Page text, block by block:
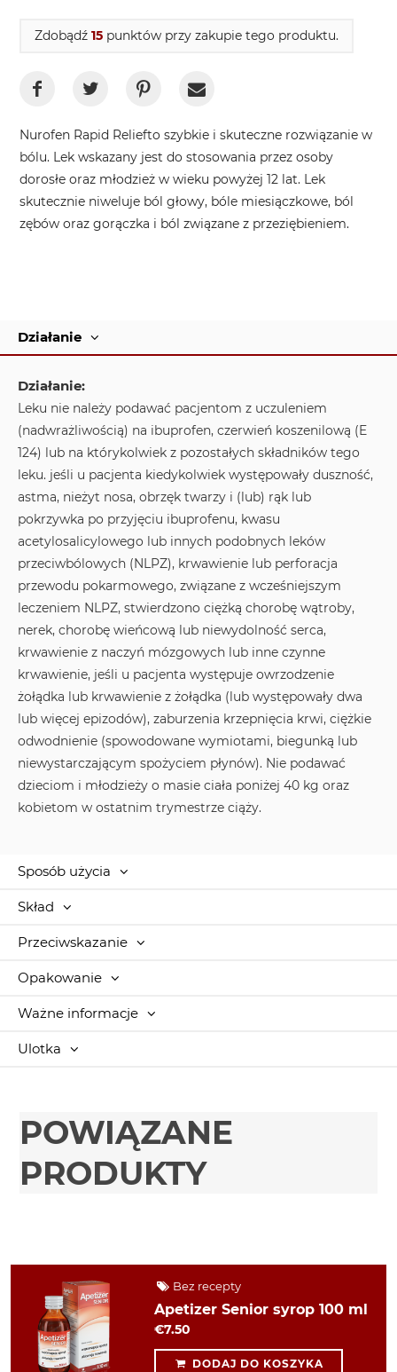
Zdobądź 15 punktów przy zakupie tego produktu.
Nurofen Rapid Reliefto szybkie i skuteczne rozwiązanie w
bólu. Lek wskazany jest do stosowania przez osoby
dorosłe oraz młodzież w wieku powyżej 12 lat. Lek
skutecznie niweluje ból głowy, bóle miesiączkowe, ból
zębów oraz gorączka i ból związane z przeziębieniem.
Działanie
Działanie:
Leku nie należy podawać pacjentom z uczuleniem
(nadwrażliwością) na ibuprofen, czerwień koszenilową (E
124) lub na którykolwiek z pozostałych składników tego
leku. jeśli u pacjenta kiedykolwiek występowały duszność,
astma, nieżyt nosa, obrzęk twarzy i (lub) rąk lub
pokrzywka po przyjęciu ibuprofenu, kwasu
acetylosalicylowego lub innych podobnych leków
przeciwbólowych (NLPZ), krwawienie lub perforacja
przewodu pokarmowego, związane z wcześniejszym
leczeniem NLPZ, stwierdzono ciężką chorobę wątroby,
nerek, chorobę wieńcową lub niewydolność serca,
krwawienie z naczyń mózgowych lub inne czynne
krwawienie, jeśli u pacjenta występuje owrzodzenie
żołądka lub krwawienie z żołądka (lub występowały dwa
lub więcej epizodów), zaburzenia krzepnięcia krwi, ciężkie
odwodnienie (spowodowane wymiotami, biegunką lub
niewystarczającym spożyciem płynów). Nie podawać
dzieciom i młodzieży o masie ciała poniżej 40 kg oraz
kobietom w ostatnim trymestrze ciąży.
Sposób użycia
Skład
Przeciwskazanie
Opakowanie
Ważne informacje
Ulotka
POWIĄZANE
PRODUKTY
Bez recepty
Apetizer Senior syrop 100 ml
€7.50
DODAJ DO KOSZYKA